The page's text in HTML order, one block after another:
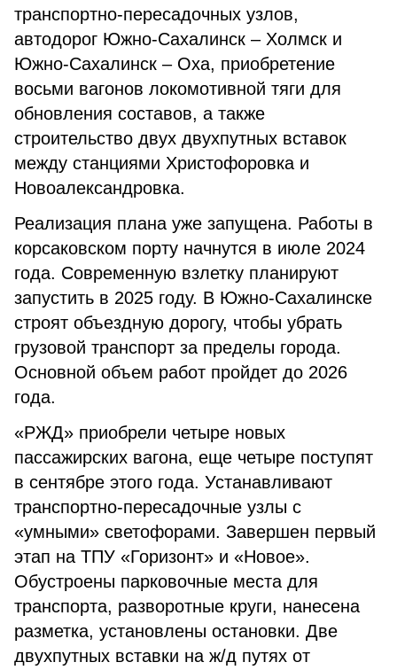
транспортно-пересадочных узлов,
автодорог Южно-Сахалинск – Холмск и
Южно-Сахалинск – Оха, приобретение
восьми вагонов локомотивной тяги для
обновления составов, а также
строительство двух двухпутных вставок
между станциями Христофоровка и
Новоалександровка.
Реализация плана уже запущена. Работы в
корсаковском порту начнутся в июле 2024
года. Современную взлетку планируют
запустить в 2025 году. В Южно-Сахалинске
строят объездную дорогу, чтобы убрать
грузовой транспорт за пределы города.
Основной объем работ пройдет до 2026
года.
«РЖД» приобрели четыре новых
пассажирских вагона, еще четыре поступят
в сентябре этого года. Устанавливают
транспортно-пересадочные узлы с
«умными» светофорами. Завершен первый
этап на ТПУ «Горизонт» и «Новое».
Обустроены парковочные места для
транспорта, разворотные круги, нанесена
разметка, установлены остановки. Две
двухпутных вставки на ж/д путях от